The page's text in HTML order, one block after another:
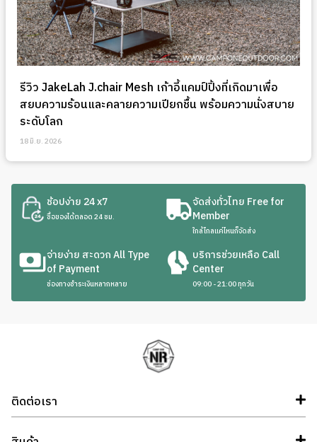
รีวิว JakeLah J.chair Mesh เก้าอี้แคมป์ปิ้งที่เกิดมาเพื่อ
สยบความร้อนและคลายความเปียกชื้น พร้อมความนั่งสบาย
ระดับโลก
18 มิ.ย. 2026
ช้อปง่าย 24 x7
ซื้อของได้ตลอด 24 ชม.
จัดส่งทั่วไทย Free for
Member
ใกล้ไกลแค่ไหนก็จัดส่ง
จ่ายง่าย สะดวก All Type
of Payment
ช่องทางชำระเงินหลากหลาย
บริการช่วยเหลือ Call
Center
09:00 - 21:00 ทุกวัน
ติดต่อเรา